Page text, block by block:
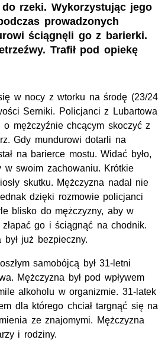
rzeki. Wykorzystując jego
prowadzonych
ściągnęli go z barierki.
Trafił pod opiekę
w nocy z wtorku na środę (23/24
Serniki. Policjanci z Lubartowa
mężczyźnie chcącym skoczyć z
Gdy mundurowi dotarli na
na barierce mostu. Widać było,
w swoim zachowaniu. Krótkie
skutku. Mężczyzna nadal nie
dzięki rozmowie policjanci
blisko do mężczyzny, aby w
go i ściągnąć na chodnik.
już bezpieczny.
samobójcą był 31-letni
Mężczyzna był pod wpływem
alkoholu w organizmie. 31-latek
dla którego chciał targnąć się na
ze znajomymi. Mężczyzna
i rodziny.